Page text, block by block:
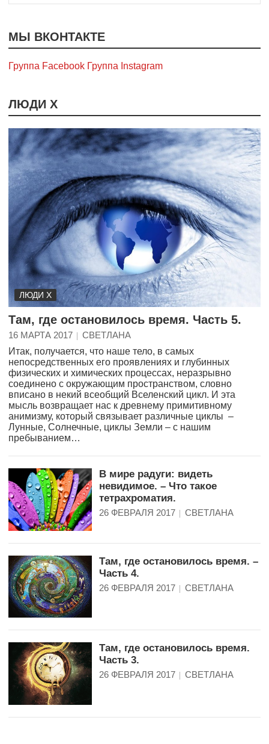
МЫ ВКОНТАКТЕ
Группа Facebook Группа Instagram
ЛЮДИ Х
ЛЮДИ Х
Там, где остановилось время. Часть 5.
16 МАРТА 2017
СВЕТЛАНА
Итак, получается, что наше тело, в самых
непосредственных его проявлениях и глубинных
физических и химических процессах, неразрывно
соединено с окружающим пространством, словно
вписано в некий всеобщий Вселенский цикл. И эта
мысль возвращает нас к древнему примитивному
анимизму, который связывает различные циклы –
Лунные, Солнечные, циклы Земли – с нашим
пребыванием…
В мире радуги: видеть
невидимое. – Что такое
тетрахроматия.
26 ФЕВРАЛЯ 2017 СВЕТЛАНА
Там, где остановилось время. –
Часть 4.
26 ФЕВРАЛЯ 2017 СВЕТЛАНА
Там, где остановилось время.
Часть 3.
26 ФЕВРАЛЯ 2017 СВЕТЛАНА